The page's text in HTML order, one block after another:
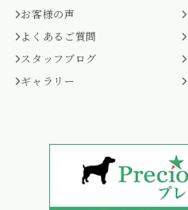
お客様の声
よくあるご質問
スタッフブログ
ギャラリー